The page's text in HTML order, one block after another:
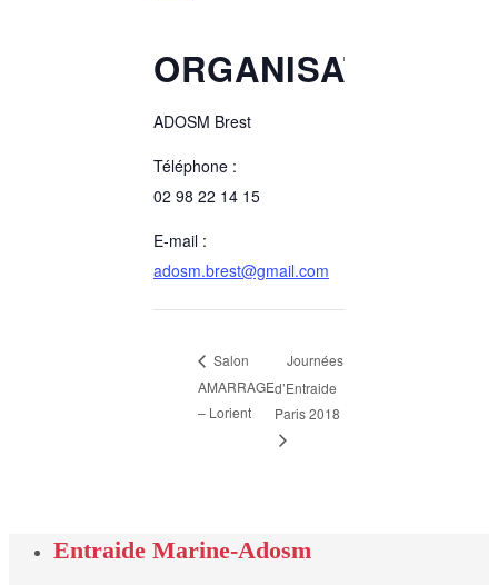
ORGANISATEUR
ADOSM Brest
Téléphone :
02 98 22 14 15
E-mail :
adosm.brest@gmail.com
Salon
AMARRAGE
– Lorient
Journées
d’Entraide
Paris 2018
Entraide Marine-Adosm